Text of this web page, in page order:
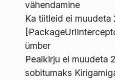
vähendamine
Ka tiitleid ei muudeta
ümber
Pealkirju ei muudeta
sobitumaks